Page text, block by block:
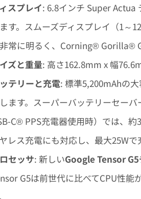
スプレイ: 6.8インチ Super Actua
す。スムーズディスプレイ（1～
常に明るく、Corning® Gorilla®
ズと重量: 高さ162.8mm x 幅
テリーと充電: 標準5,200mAhの
ます。スーパーバッテリーセー
C® PPS充電器使用時）では、
レス充電にも対応し、最大25Wで
セッサ: 新しいGoogle Tensor
G5は前世代に比べてCPU性能